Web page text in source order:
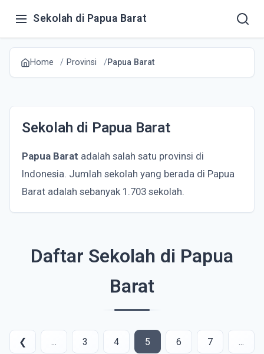
Sekolah di Papua Barat
Home Provinsi Papua Barat
Sekolah di Papua Barat
Papua Barat adalah salah satu provinsi di
Indonesia. Jumlah sekolah yang berada di Papua
Barat adalah sebanyak 1.703 sekolah.
Daftar Sekolah di Papua
Barat
❮ ... 3 4 5 6 7 ...